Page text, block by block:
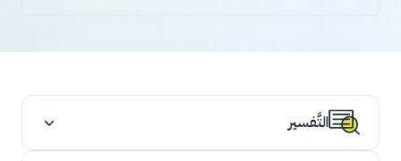
التَّفسير